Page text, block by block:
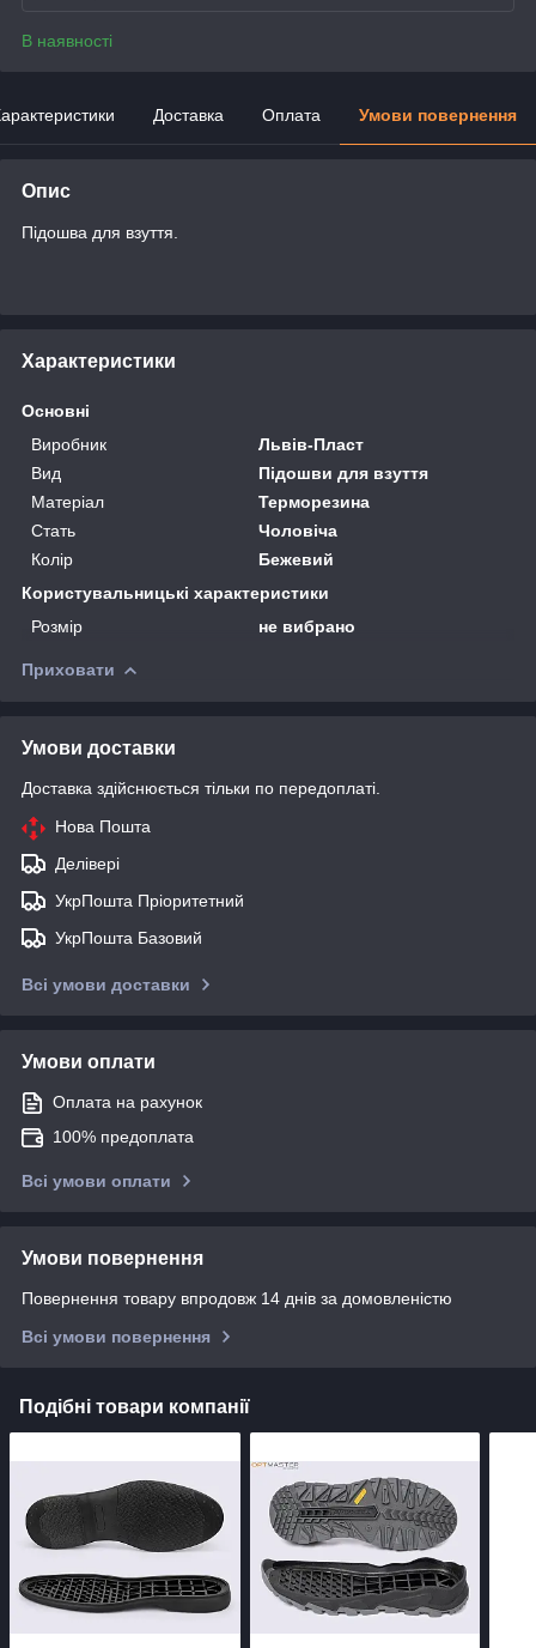
В наявності
Доставка Оплата Умови повернення
Опис
Підошва для взуття.
Характеристики
Основні
Виробник
Львів-Пласт
Вид
Підошви для взуття
Матеріал
Терморезина
Стать
Чоловіча
Колір
Бежевий
Користувальницькі характеристики
Розмір
не вибрано
Приховати
Умови доставки
Доставка здійснюється тільки по передоплаті.
Нова Пошта
Делівері
УкрПошта Пріоритетний
УкрПошта Базовий
Всі умови доставки
Умови оплати
Оплата на рахунок
100% предоплата
Всі умови оплати
Умови повернення
Повернення товару впродовж 14 днів за домовленістю
Всі умови повернення
Подібні товари компанії